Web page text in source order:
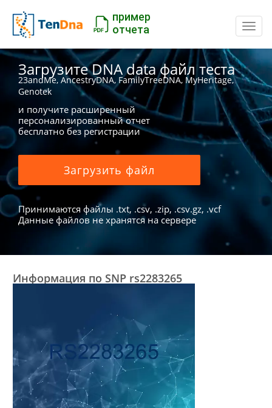
пример
отчета
Загрузите DNA data файл теста
23andMe, AncestryDNA, FamilyTreeDNA, MyHeritage,
Genotek
и получите расширенный
персонализированный отчет
бесплатно без регистрации
Загрузить файл
Принимаются файлы .txt, .csv, .zip, .csv.gz, .vcf
Данные файлов не хранятся на сервере
Информация по SNP rs2283265